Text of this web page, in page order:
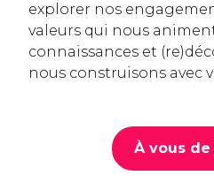
explorer nos
valeurs qui nous
connaissances et
nous construisons avec
À vous